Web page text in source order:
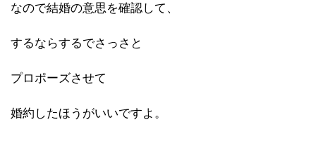
なので結婚の意思を確認して、
するならするでさっさと
プロポーズさせて
婚約したほうがいいですよ。